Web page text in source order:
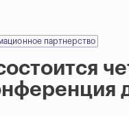
партнерство